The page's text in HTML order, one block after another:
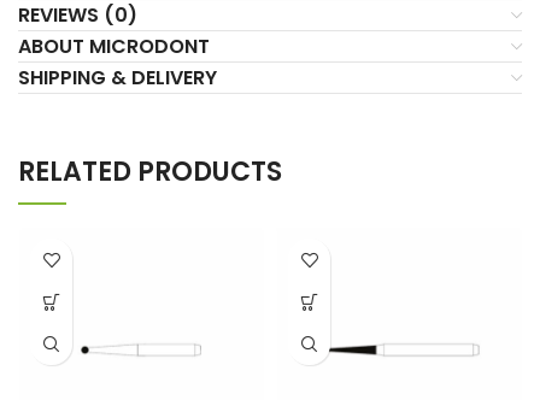
REVIEWS (0)
ABOUT MICRODONT
SHIPPING & DELIVERY
RELATED PRODUCTS